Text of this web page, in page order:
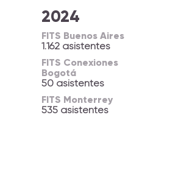
2024
FITS Buenos Aires
1.162 asistentes
FITS Conexiones
Bogotá
50 asistentes
FITS Monterrey
535 asistentes